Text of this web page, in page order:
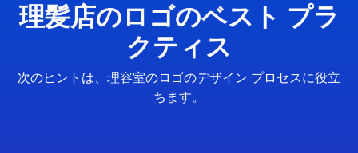
理髪店のロゴのベスト プラ
クティス
次のヒントは、理容室のロゴのデザイン プロセスに役立
ちます。